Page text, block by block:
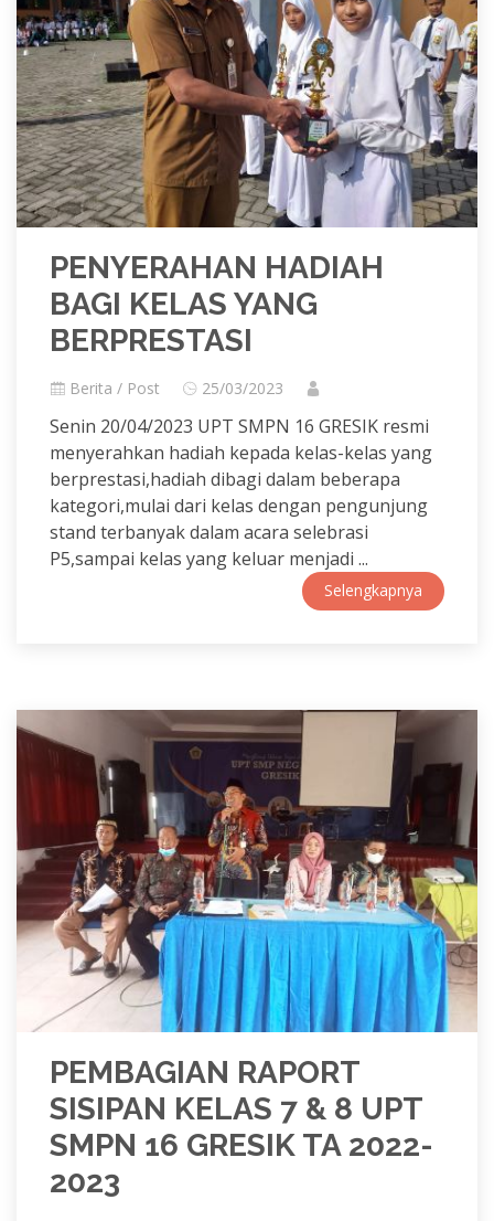
PENYERAHAN HADIAH
BAGI KELAS YANG
BERPRESTASI
Berita / Post 25/03/2023
Senin 20/04/2023 UPT SMPN 16 GRESIK resmi
menyerahkan hadiah kepada kelas-kelas yang
berprestasi,hadiah dibagi dalam beberapa
kategori,mulai dari kelas dengan pengunjung
stand terbanyak dalam acara selebrasi
P5,sampai kelas yang keluar menjadi ...
Selengkapnya
PEMBAGIAN RAPORT
SISIPAN KELAS 7 & 8 UPT
SMPN 16 GRESIK TA 2022-
2023